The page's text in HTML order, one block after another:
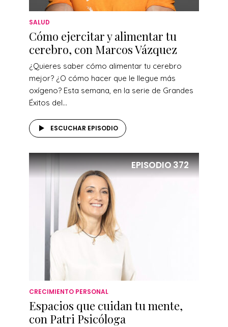
SALUD
Cómo ejercitar y alimentar tu
cerebro, con Marcos Vázquez
¿Quieres saber cómo alimentar tu cerebro
mejor? ¿O cómo hacer que le llegue más
oxígeno? Esta semana, en la serie de Grandes
Éxitos del...
ESCUCHAR EPISODIO
EPISODIO372
CRECIMIENTO PERSONAL
Espacios que cuidan tu mente,
con Patri Psicóloga